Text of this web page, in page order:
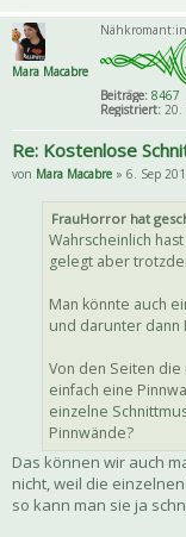
Mara Macabre
Nähkromant:in
Beiträge: 8467
Registriert: 20.
Re: Kostenlose
von Mara Macabre » 6. Sep
FrauHorror hat
Wahrscheinlich
gelegt aber
Man könnte auch
und darunter dann
Von den Seiten
einfach eine
einzelne
Pinnwände?
Das können wir auch
nicht, weil die
so kann man sie ja